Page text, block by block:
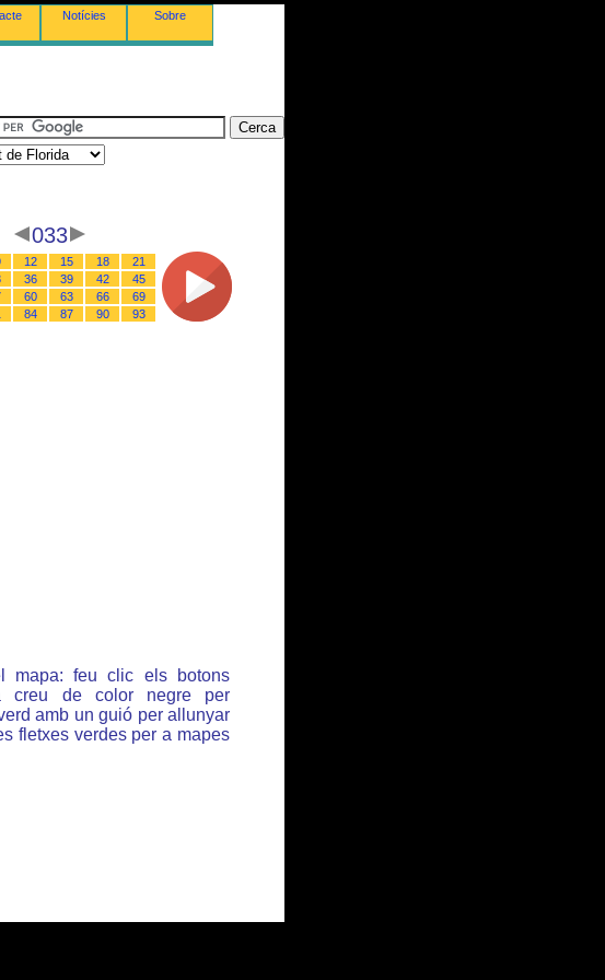
Notícies Sobre
033
12 15 18
21
36 39 42
45
60 63 66
69
84 87 90 93
mapa: feu clic els botons
creu de color negre per
amb un guió per allunyar
fletxes verdes per a mapes